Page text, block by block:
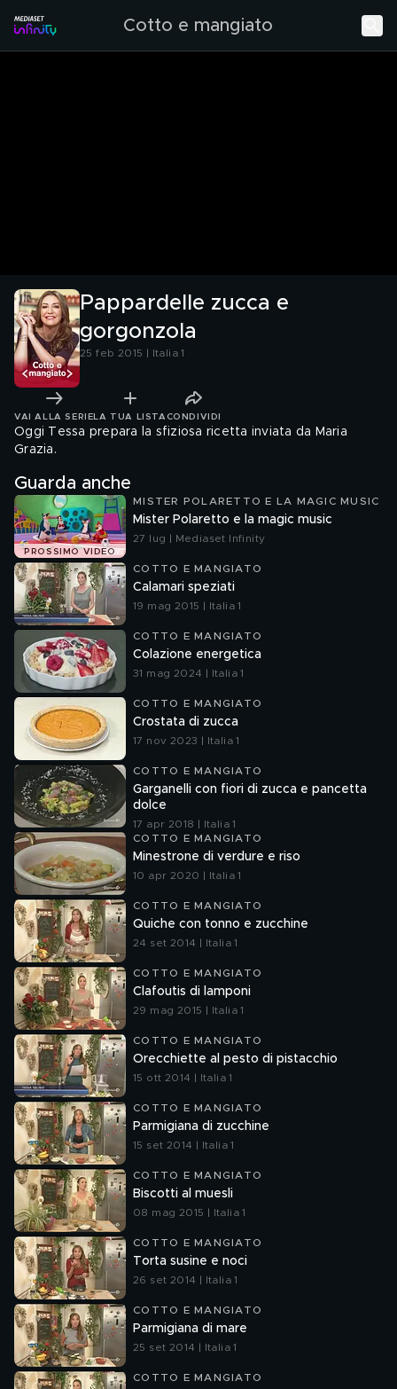
Cotto e mangiato
Pappardelle zucca e
gorgonzola
25 feb 2015 | Italia 1
VAI ALLA SERIE LA TUA LISTA CONDIVIDI
Oggi Tessa prepara la sfiziosa ricetta inviata da Maria
Grazia.
Guarda anche
PROSSIMO VIDEO
MISTER POLARETTO E LA MAGIC MUSIC
Mister Polaretto e la magic music
27 lug | Mediaset Infinity
COTTO E MANGIATO
Calamari speziati
19 mag 2015 | Italia 1
COTTO E MANGIATO
Colazione energetica
31 mag 2024 | Italia 1
COTTO E MANGIATO
Crostata di zucca
17 nov 2023 | Italia 1
COTTO E MANGIATO
Garganelli con fiori di zucca e pancetta
dolce
17 apr 2018 | Italia 1
COTTO E MANGIATO
Minestrone di verdure e riso
10 apr 2020 | Italia 1
COTTO E MANGIATO
Quiche con tonno e zucchine
24 set 2014 | Italia 1
COTTO E MANGIATO
Clafoutis di lamponi
29 mag 2015 | Italia 1
COTTO E MANGIATO
Orecchiette al pesto di pistacchio
15 ott 2014 | Italia 1
COTTO E MANGIATO
Parmigiana di zucchine
15 set 2014 | Italia 1
COTTO E MANGIATO
Biscotti al muesli
08 mag 2015 | Italia 1
COTTO E MANGIATO
Torta susine e noci
26 set 2014 | Italia 1
COTTO E MANGIATO
Parmigiana di mare
25 set 2014 | Italia 1
COTTO E MANGIATO